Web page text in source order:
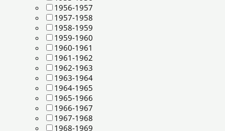
1956-1957
1957-1958
1958-1959
1959-1960
1960-1961
1961-1962
1962-1963
1963-1964
1964-1965
1965-1966
1966-1967
1967-1968
1968-1969